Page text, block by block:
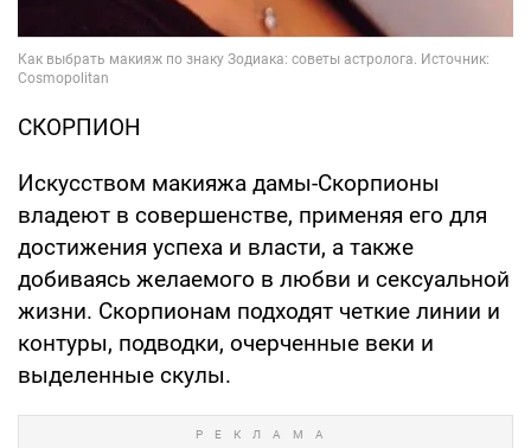
СКОРПИОН
Искусством макияжа дамы-Скорпионы
владеют в совершенстве, применяя его для
достижения успеха и власти, а также
добиваясь желаемого в любви и сексуальной
жизни. Скорпионам подходят четкие линии и
контуры, подводки, очерченные веки и
выделенные скулы.